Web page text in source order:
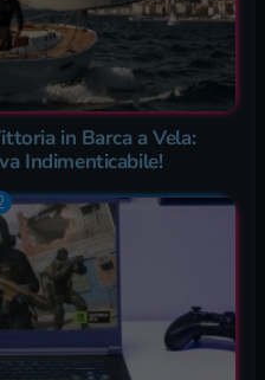
in Barca a Vela:
Indimenticabile!